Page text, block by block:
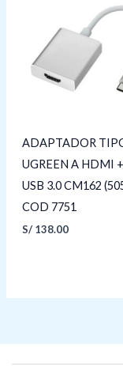
ADAPTADOR
UGREEN A HDMI
USB 3.0 CM162
COD 7751
S/138.00